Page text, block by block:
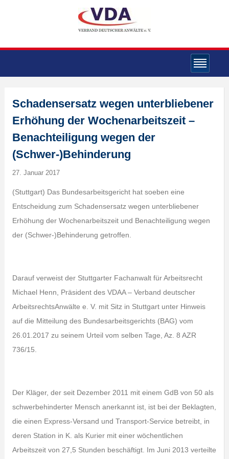
Schadensersatz wegen unterbliebener
Erhöhung der Wochenarbeitszeit –
Benachteiligung wegen der
(Schwer-)Behinderung
27. Januar 2017
(Stuttgart) Das Bundesarbeitsgericht hat soeben eine
Entscheidung zum Schadensersatz wegen unterbliebener
Erhöhung der Wochenarbeitszeit und Benachteiligung wegen
der (Schwer-)Behinderung getroffen.
Darauf verweist der Stuttgarter Fachanwalt für Arbeitsrecht
Michael Henn, Präsident des VDAA – Verband deutscher
ArbeitsrechtsAnwälte e. V. mit Sitz in Stuttgart unter Hinweis
auf die Mitteilung des Bundesarbeitsgerichts (BAG) vom
26.01.2017 zu seinem Urteil vom selben Tage, Az. 8 AZR
736/15.
Der Kläger, der seit Dezember 2011 mit einem GdB von 50 als
schwerbehinderter Mensch anerkannt ist, ist bei der Beklagten,
die einen Express-Versand und Transport-Service betreibt, in
deren Station in K. als Kurier mit einer wöchentlichen
Arbeitszeit von 27,5 Stunden beschäftigt. Im Juni 2013 verteilte